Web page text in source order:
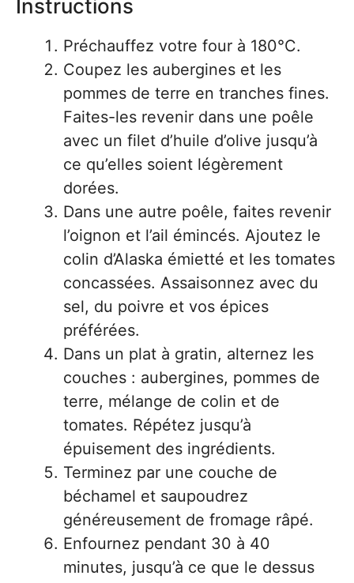
Instructions
Préchauffez votre four à 180°C.
Coupez les aubergines et les
pommes de terre en tranches fines.
Faites-les revenir dans une poêle
avec un filet d’huile d’olive jusqu’à
ce qu’elles soient légèrement
dorées.
Dans une autre poêle, faites revenir
l’oignon et l’ail émincés. Ajoutez le
colin d’Alaska émietté et les tomates
concassées. Assaisonnez avec du
sel, du poivre et vos épices
préférées.
Dans un plat à gratin, alternez les
couches : aubergines, pommes de
terre, mélange de colin et de
tomates. Répétez jusqu’à
épuisement des ingrédients.
Terminez par une couche de
béchamel et saupoudrez
généreusement de fromage râpé.
Enfournez pendant 30 à 40
minutes, jusqu’à ce que le dessus